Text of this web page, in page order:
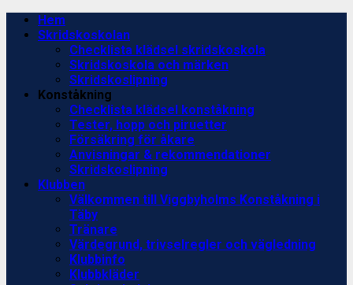
Skip
Primary
Menu
Hem
Skridskoskolan
Checklista klädsel skridskoskola
Skridskoskola och märken
Skridskoslipning
Konståkning
Checklista klädsel konståkning
Tester, hopp och piruetter
Försäkring för åkare
Anvisningar & rekommendationer
Skridskoslipning
Klubben
Välkommen till Viggbyholms Konståkning i
Täby
Tränare
Värdegrund, trivselregler och vägledning
Klubbinfo
Klubbkläder